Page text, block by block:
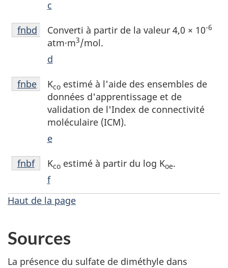
page
fnbc
c
Notes
de
page
fnbd
Converti à partir de la valeur 4,0 × 10-6
atm·m3/mol.
d
Retour à la référence de la note de bas de page
fnbd
Notes
de
Kcoestimé à l'aide des ensembles de
données d'apprentissage et de
validation de l'Index de connectivité
moléculaire (ICM).
e
Retour à la référence de la note de bas de page
fnbe
Notes
de
de
Kcoestimé à partir du log Koe.
f
Retour à la référence de la note de bas de page
fnbf
Haut de la page
Sources
La présence du sulfate de diméthyle dans